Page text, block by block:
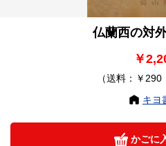
仏蘭西の対
￥
（送料：￥290
キヨ
かごに